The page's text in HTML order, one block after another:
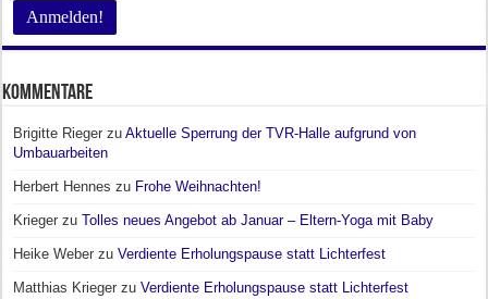
Kommentare
Brigitte Rieger zuAktuelle Sperrung der TVR-Halle aufgrund von
Umbauarbeiten
Herbert Hennes zu Frohe Weihnachten!
Krieger zuTolles neues Angebot ab Januar – Eltern-Yoga mit Baby
Heike Weber zuVerdiente Erholungspause statt Lichterfest
Matthias Krieger zuVerdiente Erholungspause statt Lichterfest